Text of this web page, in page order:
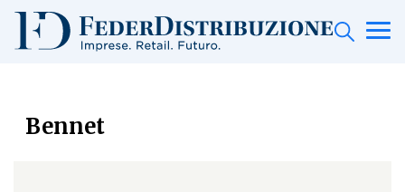
Bennet